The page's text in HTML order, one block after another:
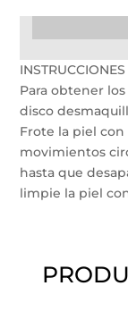
Para obtener
disco
Frote la piel con
movimientos
hasta que
limpie la piel